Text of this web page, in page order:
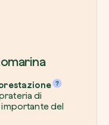
di
importante del